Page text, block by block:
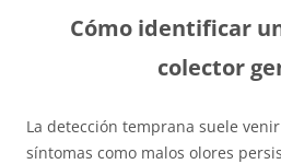
Cómo identificar
colector
La detección temprana suele
síntomas como malos olores